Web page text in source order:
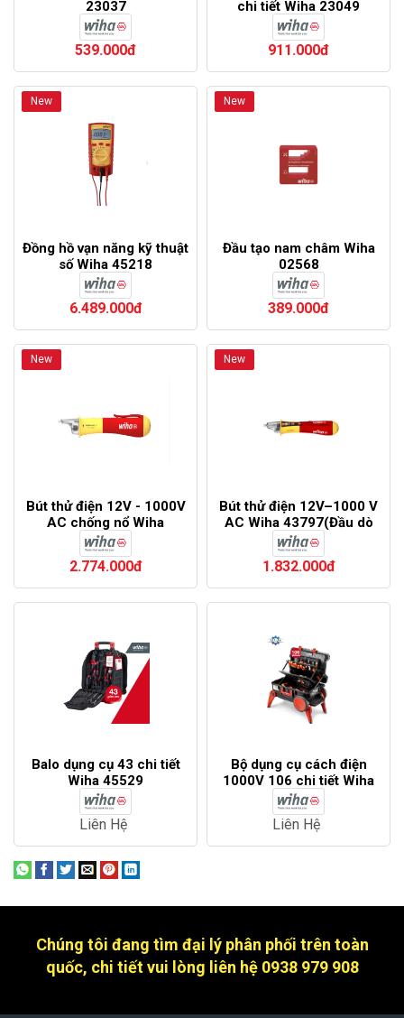
23037
539.000đ
chi tiết Wiha 23049
911.000đ
New
Đồng hồ vạn năng kỹ thuật
số Wiha 45218
6.489.000đ
New
Đầu tạo nam châm Wiha
02568
389.000đ
New
Bút thử điện 12V - 1000V
AC chống nổ Wiha
44309(Đầu dò điện không
tiếp xúc)
2.774.000đ
New
Bút thử điện 12V–1000 V
AC Wiha 43797(Đầu dò
điện không tiếp xúc)
1.832.000đ
Balo dụng cụ 43 chi tiết
Wiha 45529
Liên Hệ
Bộ dụng cụ cách điện
1000V 106 chi tiết Wiha
44128
Liên Hệ
Chúng tôi đang tìm đại lý phân phối trên toàn
quốc, chi tiết vui lòng liên hệ 0938 979 908